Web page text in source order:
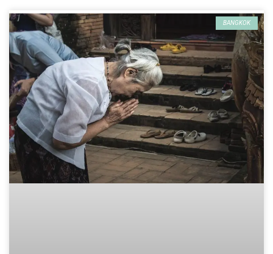
BANGKOK